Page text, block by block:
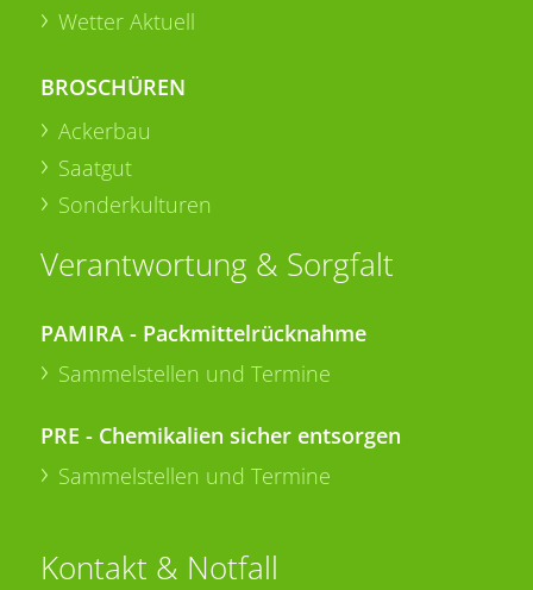
Wetter Aktuell
BROSCHÜREN
Ackerbau
Saatgut
Sonderkulturen
Verantwortung & Sorgfalt
PAMIRA - Packmittelrücknahme
Sammelstellen und Termine
PRE - Chemikalien sicher entsorgen
Sammelstellen und Termine
Kontakt & Notfall